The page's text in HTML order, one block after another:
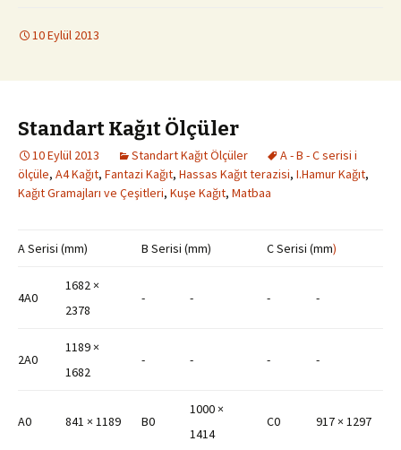
10 Eylül 2013
Standart Kağıt Ölçüler
10 Eylül 2013 Standart Kağıt Ölçüler
A - B - C serisi i
ölçüle, A4 Kağıt, Fantazi Kağıt, Hassas Kağıt terazisi, I.Hamur Kağıt,
Kağıt Gramajları ve Çeşitleri, Kuşe Kağıt, Matbaa
A Serisi (mm) B Serisi (mm) C Serisi (mm)
4A0
1682 ×
2378
- - - -
2A0
1189 ×
1682
- - - -
A0 841 × 1189 B0
1000 ×
1414
C0 917 × 1297